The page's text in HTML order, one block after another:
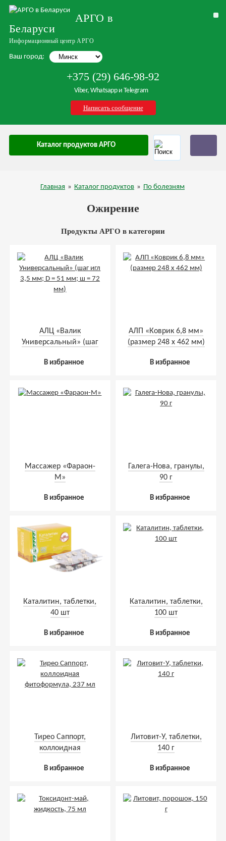
АРГО в
Беларуси
Информационный центр АРГО
Ваш город:
+375 (29) 646-98-92
Viber, Whatsapp и Telegram
Написать сообщение
Каталог продуктов АРГО
Главная » Каталог продуктов » По болезням
Ожирение
Продукты АРГО в категории
АЛЦ «Валик
Универсальный» (шаг
ш = 72 мм)
В избранное
АЛП «Коврик 6,8 мм»
(размер 248 х 462 мм)
В избранное
Массажер «Фараон-
М»
В избранное
Галега-Нова, гранулы,
90 г
В избранное
Каталитин, таблетки,
40 шт
В избранное
Каталитин, таблетки,
100 шт
В избранное
Тирео Саппорт,
коллоидная
В избранное
Литовит-У, таблетки,
140 г
В избранное